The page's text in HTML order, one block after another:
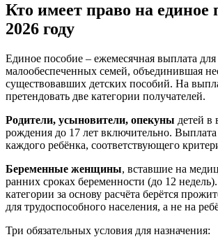
Кто имеет право на единое
2026 году
Единое пособие – ежемесячная выплата для
малообеспеченных семей, объединившая
существовавших детских пособий. На
претендовать две категории получателей.
Родители, усыновители, опекуны детей в
рождения до 17 лет включительно. Выплата
каждого ребёнка, соответствующего
Беременные женщины, вставшие на
ранних сроках беременности (до 12
категории за основу расчёта берётся
для трудоспособного населения, а не на
Три обязательных условия для назначения: